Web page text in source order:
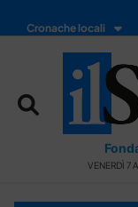
Cronache locali
VENERDÌ 7